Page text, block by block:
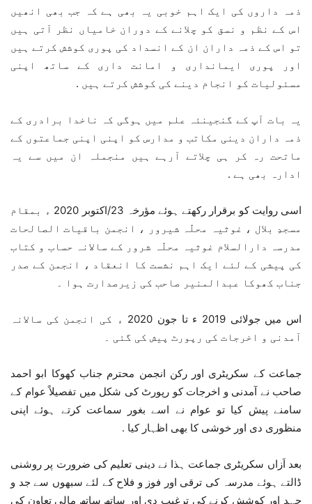
ذمہ داروں کی ایک اہم خوبی یہ بھی ہے کہ جب بھی انھیں
اس کے نظم و نسق کو چلانے کے دوران خامیاں نظر آتی ہیں
تو اس کے ذمہ داران ان کے انسداد کی پوری کوشش کرتے ہیں
اور پوری ایمانداری و امانت داری کے ساتھ اپنی
مسئولیات کو انجام دینے کی کوشش کرتے ہیں .
یہ بات آپ کے گنجینئہ علم میں ہوگی کہ ناخدا برادری کے
ذمہ داران دینی مکاتب و مدارس کو اپنی اپنی جماعتوں کے
ماتحت رہ کر ہی چلاتے آرہے ہیں منجملہ ان میں سے یہ
ادارہ بھی ہے .
اسی روایت کو برقرار رکھتے ہوئے مؤرخہ 23/اکتوبر 2020 ء بمقام
مسجدِ بلال ، غوثیہ محلّہ شیرور ، انجمن باقیات الصالحات
مدرسہ دارالسلام غوثیہ محلّہ شرور کے سالانہ حساب و کتاب
کی پیشی کے لئے ایک اہم نشست کا انعقاد ، انجمن کے صدر
جناب کھوکا عبدالمنیر صاحب کی زیرصدارت ہوا ۔
اس میں جولائی 2019 ء تا جون 2020 ء کی انجمن کی سالانہ
آمدنی و اخرجات کی رپورٹ پیش کی گئی ۔
جماعت کے سکریٹری اور رکن انجمن محترم جناب کھوکا ابو احمد
صاحب نے آمدنی و اخرجات کو رپورٹ کی شکل میں تفصیلاً عوام کے
سامنے پیش کیا تو عوام نے اسے بغور سماعت کرتے ہوئے اپنی
منظوری دی اور خوشی کا بھی اظہار کیا .
بعد اَزاں سکریٹری جماعت ہذا نے دینی تعلیم کی ضرورت پر روشنی
ڈالتے ہوئے مدرسہ کی ترقی اور فوز و فلاح کے لئے سبھوں سے جد و
جہد اور کوشش کرنے کی ترغیب دی اور ساتھ ساتھ مالی تعاون کی